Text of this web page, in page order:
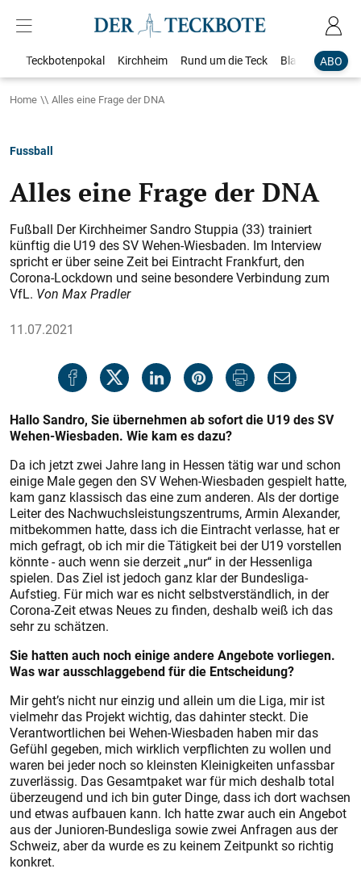
ABO
Teckbotenpokal Kirchheim Rund um die Teck Blaulicht
Home Alles eine Frage der DNA
Fussball
Alles eine Frage der DNA
Fußball Der Kirchheimer Sandro Stuppia (33) trainiert
künftig die U19 des SV Wehen-Wiesbaden. Im Interview
spricht er über seine Zeit bei Eintracht Frankfurt, den
Corona-Lockdown und seine besondere Verbindung zum
VfL. Von Max Pradler
11.07.2021
Hallo Sandro, Sie übernehmen ab sofort die U19 des SV
Wehen-Wiesbaden. Wie kam es dazu?
Da ich jetzt zwei Jahre lang in Hessen tätig war und schon
einige Male gegen den SV Wehen-Wiesbaden gespielt hatte,
kam ganz klassisch das eine zum anderen. Als der dortige
Leiter des Nachwuchsleistungszentrums, Armin Alexander,
mitbekommen hatte, dass ich die Eintracht verlasse, hat er
mich gefragt, ob ich mir die Tätigkeit bei der U19 vorstellen
könnte - auch wenn sie derzeit „nur“ in der Hessenliga
spielen. Das Ziel ist jedoch ganz klar der Bundesliga-
Aufstieg. Für mich war es nicht selbstverständlich, in der
Corona-Zeit etwas Neues zu finden, deshalb weiß ich das
sehr zu schätzen.
Sie hatten auch noch einige andere Angebote vorliegen.
Was war ausschlaggebend für die Entscheidung?
Mir geht’s nicht nur einzig und allein um die Liga, mir ist
vielmehr das Projekt wichtig, das dahinter steckt. Die
Verantwortlichen bei Wehen-Wiesbaden haben mir das
Gefühl gegeben, mich wirklich verpflichten zu wollen und
waren bei jeder noch so kleinsten Kleinigkeiten unfassbar
zuverlässig. Das Gesamtpaket war für mich deshalb total
überzeugend und ich bin guter Dinge, dass ich dort wachsen
und etwas aufbauen kann. Ich hatte zwar auch ein Angebot
aus der Junioren-Bundesliga sowie zwei Anfragen aus der
Schweiz, aber da wurde es zu keinem Zeitpunkt so richtig
konkret.